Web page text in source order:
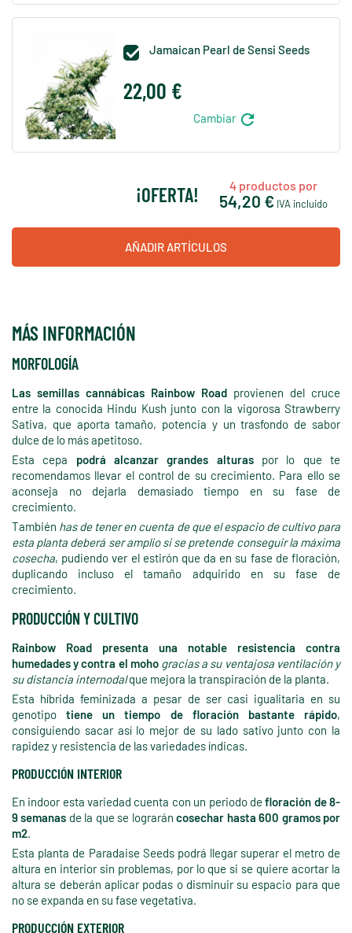
 Jamaican Pearl de Sensi Seeds
22,00 €
Cambiar refresh
¡OFERTA! 4 productos por
54,20 € IVA incluido
AÑADIR ARTÍCULOS
MÁS INFORMACIÓN
MORFOLOGÍA
Las semillas cannábicas Rainbow Road provienen del cruce
entre la conocida Hindu Kush junto con la vigorosa Strawberry
Sativa, que aporta tamaño, potencia y un trasfondo de sabor
dulce de lo más apetitoso.
Esta cepa podrá alcanzar grandes alturaspor lo que te
recomendamos llevar el control de su crecimiento. Para ello se
aconseja no dejarla demasiado tiempo en su fase de
crecimiento.
También has de tener en cuenta de que el espacio de cultivo para
esta planta deberá ser amplio si se pretende conseguir la máxima
cosecha, pudiendo ver el estirón que da en su fase de floración,
duplicando incluso el tamaño adquirido en su fase de
crecimiento.
PRODUCCIÓN Y CULTIVO
Rainbow Road presenta una notable resistencia contra
humedades y contra el moho gracias a su ventajosa ventilación y
su distancia internodalque mejora la transpiración de la planta.
Esta híbrida feminizada a pesar de ser casi igualitaria en su
genotipotiene un tiempo de floración bastante rápido,
consiguiendo sacar así lo mejor de su lado sativo junto con la
rapidez y resistencia de las variedades índicas.
PRODUCCIÓN INTERIOR
En indoor esta variedad cuenta con un periodo defloración de 8-
9 semanas de la que se lograráncosechar hasta 600 gramos por
m2.
Esta planta de Paradaise Seeds podrá llegar superar el metro de
altura en interior sin problemas, por lo que si se quiere acortar la
altura se deberán aplicar podas o disminuir su espacio para que
no se expanda en su fase vegetativa.
PRODUCCIÓN EXTERIOR